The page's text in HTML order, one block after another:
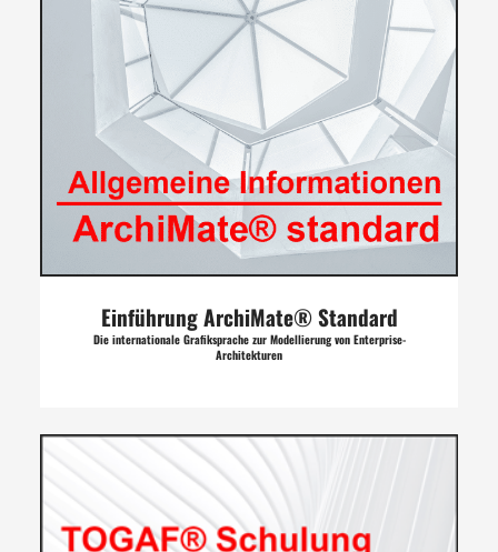
Einführung ArchiMate® Standard
Die internationale Grafiksprache zur Modellierung von Enterprise-
Architekturen